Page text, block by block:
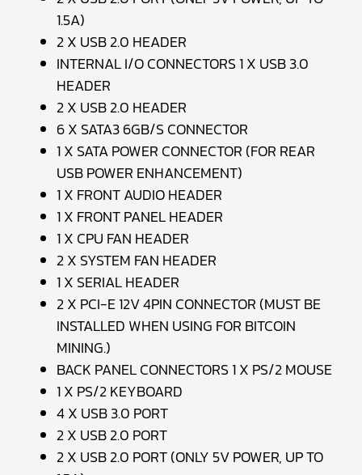
1.5A)
2 X USB 2.0 HEADER
INTERNAL I/O CONNECTORS 1 X USB 3.0
HEADER
2 X USB 2.0 HEADER
6 X SATA3 6GB/S CONNECTOR
1 X SATA POWER CONNECTOR (FOR REAR
USB POWER ENHANCEMENT)
1 X FRONT AUDIO HEADER
1 X FRONT PANEL HEADER
1 X CPU FAN HEADER
2 X SYSTEM FAN HEADER
1 X SERIAL HEADER
2 X PCI-E 12V 4PIN CONNECTOR (MUST BE
INSTALLED WHEN USING FOR BITCOIN
MINING.)
BACK PANEL CONNECTORS 1 X PS/2 MOUSE
1 X PS/2 KEYBOARD
4 X USB 3.0 PORT
2 X USB 2.0 PORT
2 X USB 2.0 PORT (ONLY 5V POWER, UP TO